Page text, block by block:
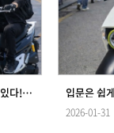
서두르지 않아도 충분히 멋있다! K-WIN125!!
2026-01-31